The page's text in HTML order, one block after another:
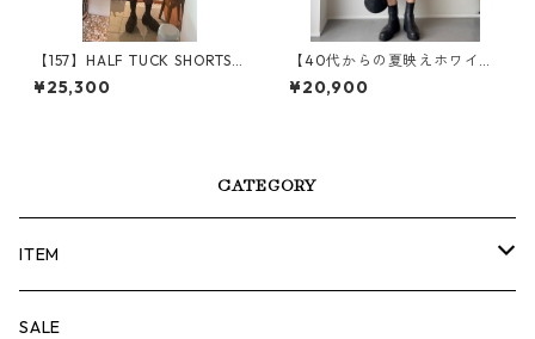
【157】HALF TUCK SHORTS /
157F515-BROWN
¥25,300
【40代からの夏映えホワイ
ト】Marine Shorts/ マリンシ
ョーツ / WB25121-WHITE
¥20,900
CATEGORY
ITEM
TOPS
SALE